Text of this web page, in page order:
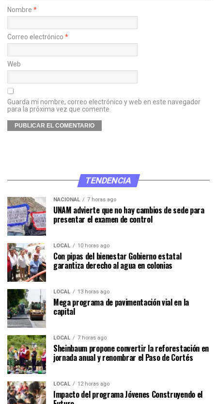
Nombre *
Correo electrónico *
Web
Guarda mi nombre, correo electrónico y web en este navegador
para la próxima vez que comente.
TENDENCIA
NACIONAL 7 horas ago
UNAM advierte que no hay cambios de sede para
presentar el examen de control
LOCAL 10 horas ago
Con pipas del bienestar Gobierno estatal
garantiza derecho al agua en colonias
LOCAL 13 horas ago
Mega programa de pavimentación vial en la
capital
LOCAL 7 horas ago
Sheinbaum propone convertir la reforestación en
jornada anual y renombrar el Paso de Cortés
LOCAL 12 horas ago
Impacto del programa Jóvenes Construyendo el